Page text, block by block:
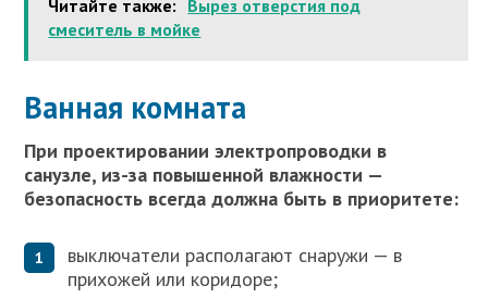
Читайте также: Вырез отверстия под
смеситель в мойке
Ванная комната
При проектировании электропроводки в
санузле, из-за повышенной влажности —
безопасность всегда должна быть в приоритете:
выключатели располагают снаружи — в
прихожей или коридоре;